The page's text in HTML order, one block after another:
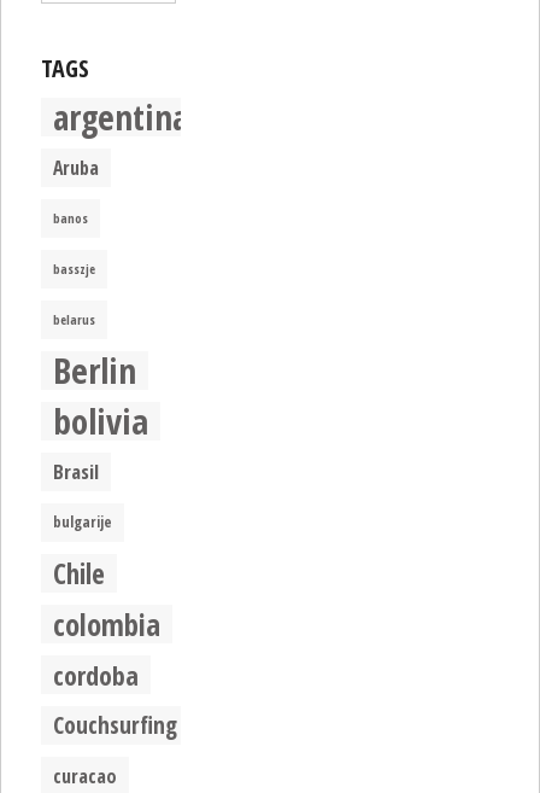
TAGS
argentina
Aruba
banos
basszje
belarus
Berlin
bolivia
Brasil
bulgarije
Chile
colombia
cordoba
Couchsurfing
curacao